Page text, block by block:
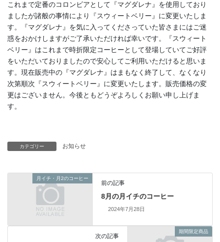
これまで定番のコロンビアとして『マグダレナ』を使用しており
ましたが諸般の事情により『スウィートベリー』に変更いたしま
す。『マグダレナ』を気に入ってくださっていた皆さまにはご迷
惑をおかけしますがご了承いただければ幸いです。『スウィート
ベリー』はこれまで時折限定コーヒーとして登場していてご好評
をいただいておりましたので安心してご利用いただけると思いま
す。現在販売中の『マグダレナ』はまもなく終了して、なくなり
次第順次『スウィートベリー』に変更いたします。販売価格の変
更はございません。今後ともどうぞよろしくお願い申し上げま
す。
カテゴリー お知らせ
月イチ・月2のコーヒー
前の記事
8月の月イチのコーヒー
2024年7月28日
期間限定商品
次の記事